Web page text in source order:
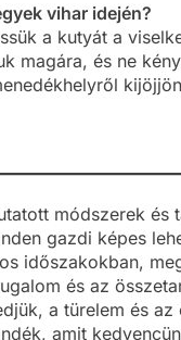
vihar idején?
a kutyát a
magára, és ne
módszerek és
gazdi képes
időszakokban,
és az
a türelem és az
amit